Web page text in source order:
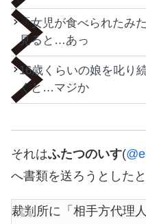
「女児が食べられたみ
見ると…あっ
16歳くらいの娘を叱り
くと…マジか
それはふたつのいす(
へ書類を送ろうとした
裁判所に「相手方代理